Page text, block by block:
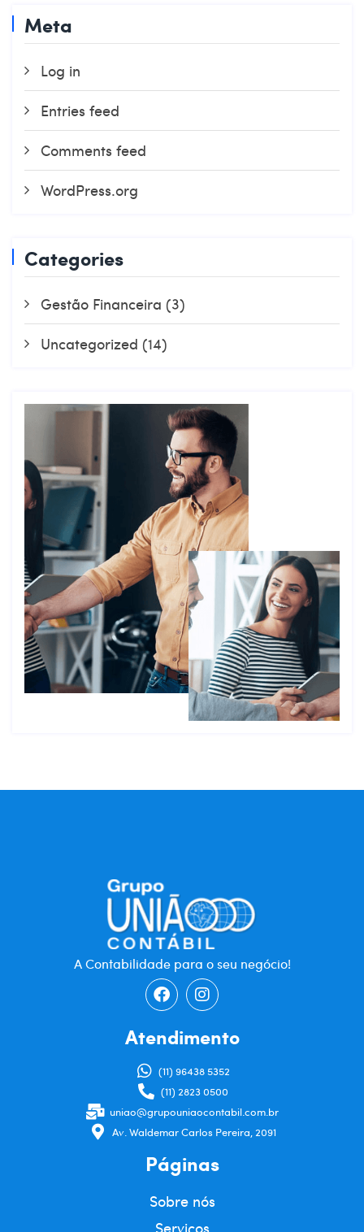
Meta
Log in
Entries feed
Comments feed
WordPress.org
Categories
Gestão Financeira (3)
Uncategorized (14)
A Contabilidade para o seu negócio!
Atendimento
(11) 96438 5352
(11) 2823 0500
uniao@grupouniaocontabil.com.br
Av. Waldemar Carlos Pereira, 2091
Páginas
Sobre nós
Serviços